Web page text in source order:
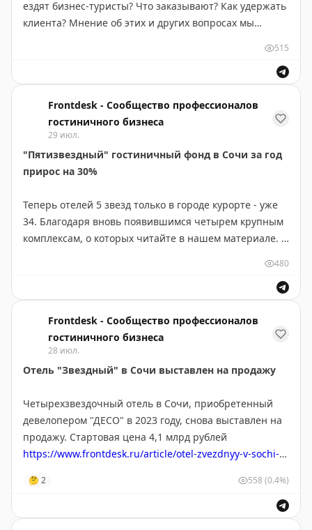
ездят бизнес-туристы? Что заказывают? Как удержать
клиента? Мнение об этих и других вопросах мы
https://www.frontdesk.ru/article/mice-meropriyatiya-o-
515
Frontdesk - Сообщество профессионалов
гостиничного бизнеса
29 июл.
"Пятизвездный" гостиничный фонд в Сочи за год
прирос на 30%
Теперь отелей 5 звезд только в городе курорте - уже
34. Благодаря вновь появившимся четырем крупным
комплексам, о которых читайте в нашем материале. К
gostinichnyy-fond-v-sochi-za-god-priros-na-30
480
Frontdesk - Сообщество профессионалов
гостиничного бизнеса
28 июл.
Отель "Звездный" в Сочи выставлен на продажу
Четырехзвездочный отель в Сочи, приобретенный
девелопером "ДЕСО" в 2023 году, снова выставлен на
продажу. Стартовая цена 4,1 млрд рублей
https://www.frontdesk.ru/article/otel-zvezdnyy-v-sochi-
🤔 2 558 (0.4%)